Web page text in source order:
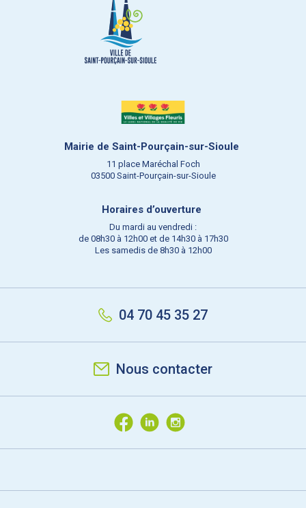
Mairie de Saint-Pourçain-sur-Sioule
11 place Maréchal Foch
03500 Saint-Pourçain-sur-Sioule
Horaires d’ouverture
Du mardi au vendredi :
de 08h30 à 12h00 et de 14h30 à 17h30
Les samedis de 8h30 à 12h00
04 70 45 35 27
Nous contacter